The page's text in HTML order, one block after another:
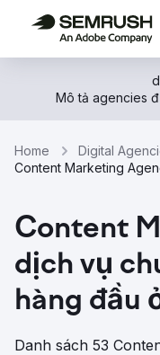
Mô tả agencies
Home Digital
Content Marketing
Content
dịch vụ
hàng đầu
Danh sách 53